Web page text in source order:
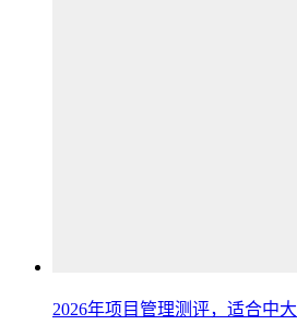
2026年项目管理测评，适合中